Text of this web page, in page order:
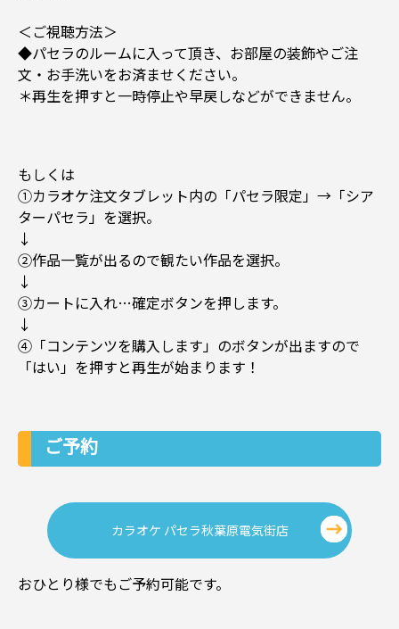
＜ご視聴方法＞
◆パセラのルームに入って頂き、お部屋の装飾やご注
文・お手洗いをお済ませください。
＊再生を押すと一時停止や早戻しなどができません。
もしくは
①カラオケ注文タブレット内の「パセラ限定」→「シア
ターパセラ」を選択。
↓
②作品一覧が出るので観たい作品を選択。
↓
③カートに入れ…確定ボタンを押します。
↓
④「コンテンツを購入します」のボタンが出ますので
「はい」を押すと再生が始まります！
ご予約
カラオケ パセラ秋葉原電気街店
おひとり様でもご予約可能です。